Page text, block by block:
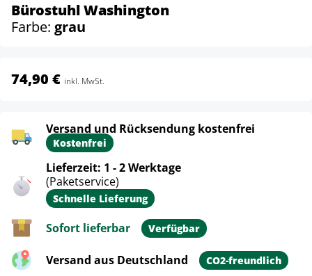
Bürostuhl Washington
Farbe: grau
74,90 € inkl. MwSt.
Versand und Rücksendung kostenfrei
Kostenfrei
Lieferzeit: 1 - 2 Werktage
(Paketservice)
Schnelle Lieferung
Sofort lieferbar Verfügbar
Versand aus Deutschland CO2-freundlich